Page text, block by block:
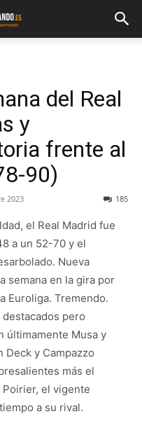
del Real
y
frente al
90)
2023 185
el Real Madrid fue
a un 52-70 y el
Nueva
semana en la gira por
Euroliga. Tremendo.
pero
últimamente Musa y
Deck y Campazzo
más el
Poirier, el vigente
a su rival.